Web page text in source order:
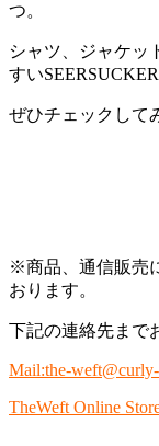
つ。
シャツ、ジャケ
すい
ぜひチェックして
※商品、通信販売
おります。
下記の連絡先まで
Mail:the-
TheWeft Online